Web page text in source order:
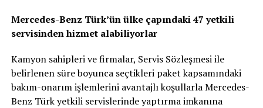
Mercedes-Benz Türk’ün ülke çapındaki 47 yetkili
servisinden hizmet alabiliyorlar
Kamyon sahipleri ve firmalar, Servis Sözleşmesi ile
belirlenen süre boyunca seçtikleri paket kapsamındaki
bakım-onarım işlemlerini avantajlı koşullarla Mercedes-
Benz Türk yetkili servislerinde yaptırma imkanına